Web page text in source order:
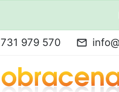
731 979 570 mail_outline